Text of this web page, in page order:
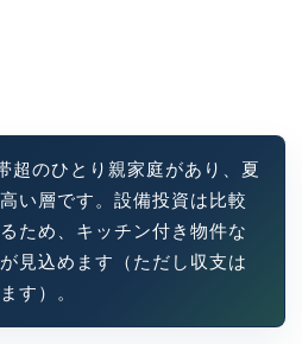
超のひとり親家庭があり、夏
い層です。設備投資は比較
ため、キッチン付き物件な
見込めます（ただし収支は
す）。